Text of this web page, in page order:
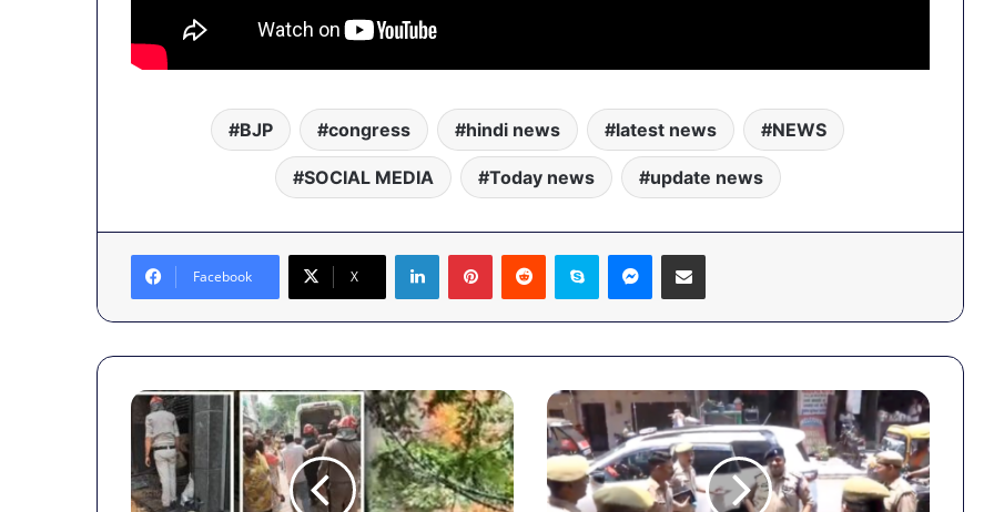
BJP congress hindi news latest news NEWS
SOCIAL MEDIA Today news update news
Facebook X
LinkedInPinterestReddit Skype Messenger
Share via Email